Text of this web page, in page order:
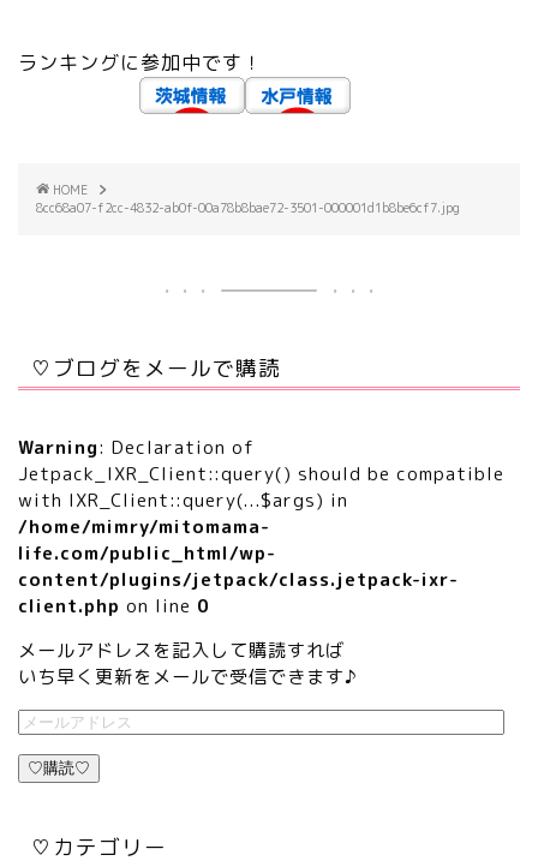
ランキングに参加中です！
HOME
8cc68a07-f2cc-4832-ab0f-00a78b8bae72-3501-000001d1b8be6cf7.jpg
♡ブログをメールで購読
Warning: Declaration of
Jetpack_IXR_Client::query() should be compatible
with IXR_Client::query(...$args) in
/home/mimry/mitomama-
life.com/public_html/wp-
content/plugins/jetpack/class.jetpack-ixr-
client.php on line 0
メールアドレスを記入して購読すれば
いち早く更新をメールで受信できます♪
♡購読♡
♡カテゴリー